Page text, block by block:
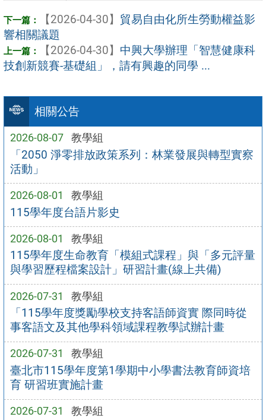
相關公告
2026-08-07 教學組
「2050 淨零排放政策系列：林業發展與轉型實察
活動」
2026-08-01 教學組
115學年度台語片影史
2026-08-01 教學組
115學年度生命教育「模組式課程」與「多元評量
與學習歷程檔案設計」研習計畫(線上共備)
2026-07-31 教學組
「115學年度獎勵學校支持客語師資實 際同時從
事客語文及其他學科領域課程教學試辦計畫
2026-07-31 教學組
臺北市115學年度第1學期中小學書法教育師資培
育 研習班實施計畫
2026-07-31 教學組
【2026-04-30】 貿易自由化所生勞動權益影
響相關議題
【2026-04-30】 中興大學辦理「智慧健康科
技創新競賽-基礎組」，請有興趣的同學 ...